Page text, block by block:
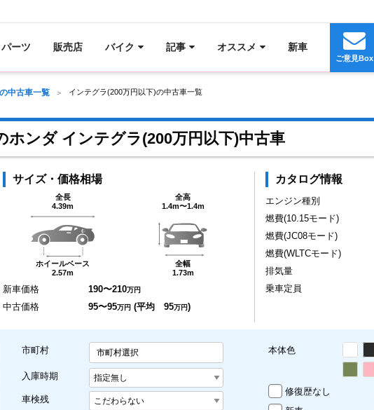
パーツ 販売店 バイク 記事 オススメ 新車
ご意見Box
中古車一覧 インテグラ(200万円以下)の中古車一覧
ホンダ インテグラ(200万円以下)中古車
サイズ・価格相場
全長
4.39m
ホイールベース
2.57m
全高
1.4m〜1.4m
全幅
1.73m
新車価格 190〜210万円
中古価格 95〜95万円 (平均 95万円)
カタログ情報
エンジン種別
燃費(10.15モード)
燃費(JC08モード)
燃費(WLTCモード)
排気量
乗車定員
市町村 市町村選択
入庫時期
車検残
本体色
修復歴なし